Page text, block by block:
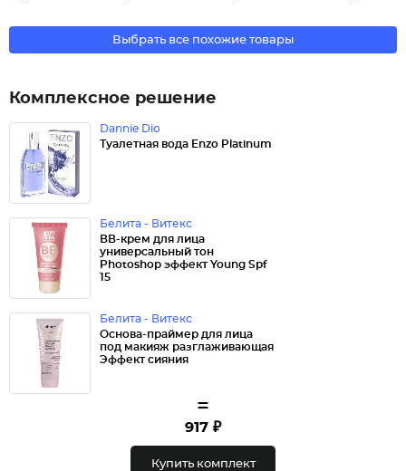
Выбрать все похожие товары
Комплексное решение
Dannie Dio
Туалетная вода Enzo Platinum
Белита - Витекс
ВВ-крем для лица
универсальный тон
Photoshop эффект Young Spf
15
Белита - Витекс
Основа-праймер для лица
под макияж разглаживающая
Эффект сияния
=
917 ₽
Купить комплект